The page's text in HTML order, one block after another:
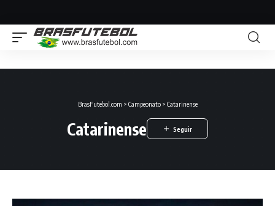
BrasFutebol.com > Campeonato> Catarinense
Catarinense